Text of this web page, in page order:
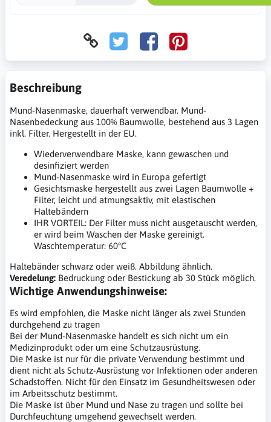
Beschreibung
Mund-Nasenmaske, dauerhaft verwendbar. Mund-
Nasenbedeckung aus 100% Baumwolle, bestehend aus 3 Lagen
inkl. Filter. Hergestellt in der EU.
Wiederverwendbare Maske, kann gewaschen und
desinfiziert werden
Mund-Nasenmaske wird in Europa gefertigt
Gesichtsmaske hergestellt aus zwei Lagen Baumwolle +
Filter, leicht und atmungsaktiv, mit elastischen
Haltebändern
IHR VORTEIL: Der Filter muss nicht ausgetauscht werden,
er wird beim Waschen der Maske gereinigt.
Waschtemperatur: 60°C
Haltebänder schwarz oder weiß. Abbildung ähnlich.
Veredelung: Bedruckung oder Bestickung ab 30 Stück möglich.
Wichtige Anwendungshinweise:
Es wird empfohlen, die Maske nicht länger als zwei Stunden
durchgehend zu tragen
Bei der Mund-Nasenmaske handelt es sich nicht um ein
Medizinprodukt oder um eine Schutzausrüstung.
Die Maske ist nur für die private Verwendung bestimmt und
dient nicht als Schutz-Ausrüstung vor Infektionen oder anderen
Schadstoffen. Nicht für den Einsatz im Gesundheitswesen oder
im Arbeitsschutz bestimmt.
Die Maske ist über Mund und Nase zu tragen und sollte bei
Durchfeuchtung umgehend gewechselt werden.